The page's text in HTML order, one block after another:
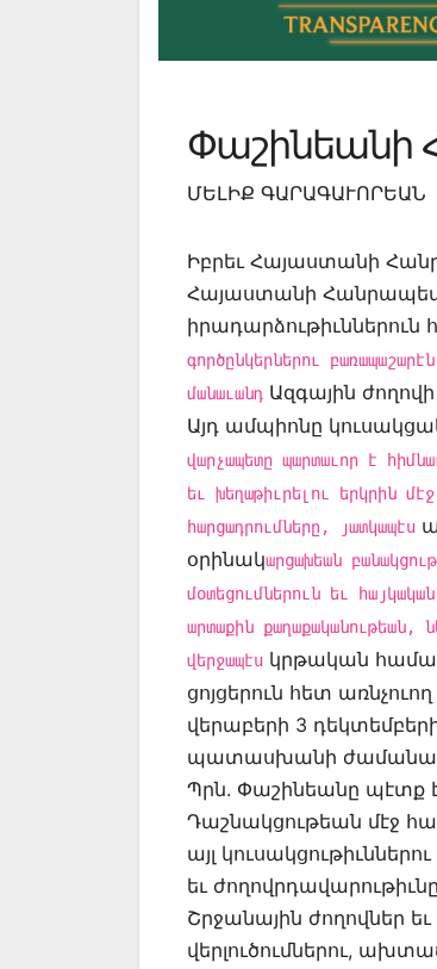
Փաշինեանի
ՄԵԼԻՔ ԳԱՐԱԳԱՒՈՐԵԱՆ
Իբրեւ Հայաստանի
Հայաստանի
իրադարձութիւններուն
գործընկերներու
մանաւանդ Ազգային
Այդ ամպիոնը
վարչապետը պարտաւոր է
եւ խեղաթիւրելու երկրին
հարցադրումները, յատկապէս
օրինակարցախեան
մօտեցումներուն եւ
արտաքին քաղաքականութեան,
վերջապէս կրթական
ցոյցերուն հետ
վերաբերի 3
պատասխանի ժամանակ
Պրն. Փաշինեանը պէտք է
Դաշնակցութեան մէջ
այլ
եւ
Շրջանային ժողովներ
վերլուծումներու,